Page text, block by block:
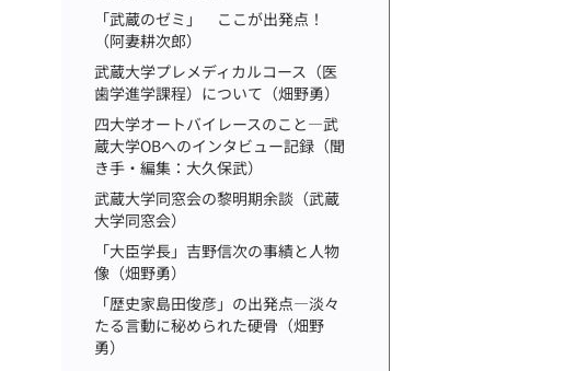
「武蔵のゼミ」 ここが出発点！
（阿妻耕次郎）
武蔵大学プレメディカルコース（医
歯学進学課程）について（畑野勇）
四大学オートバイレースのこと―武
蔵大学OBへのインタビュー記録（聞
き手・編集：大久保武）
武蔵大学同窓会の黎明期余談（武蔵
大学同窓会）
「大臣学長」吉野信次の事績と人物
像（畑野勇）
「歴史家島田俊彦」の出発点―淡々
たる言動に秘められた硬骨（畑野
勇）